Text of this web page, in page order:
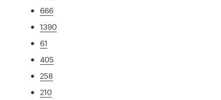
666
1390
61
405
258
210